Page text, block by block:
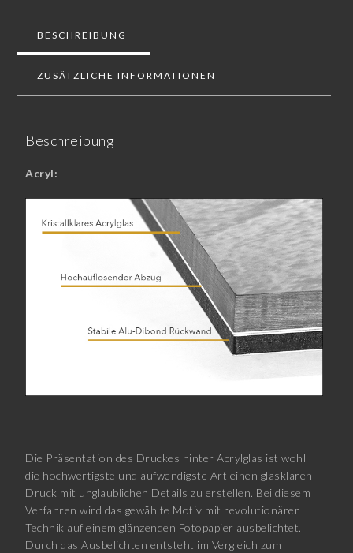
BESCHREIBUNG
ZUSÄTZLICHE INFORMATIONEN
Beschreibung
Acryl:
Die Präsentation des Druckes hinter Acrylglas ist wohl
die hochwertigste und aufwendigste Art einen glasklaren
Druck mit unglaublichen Details zu erstellen. Bei diesem
Verfahren wird das gewählte Motiv mit revolutionärer
Technik auf einem glänzenden Fotopapier ausbelichtet.
Durch das Ausbelichten entsteht im Vergleich zum